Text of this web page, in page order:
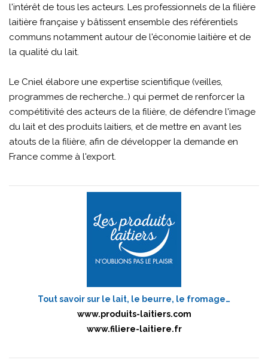
l'intérêt de tous les acteurs. Les professionnels de la filière
laitière française y bâtissent ensemble des référentiels
communs notamment autour de l'économie laitière et de
la qualité du lait.
Le Cniel élabore une expertise scientifique (veilles,
programmes de recherche…) qui permet de renforcer la
compétitivité des acteurs de la filière, de défendre l'image
du lait et des produits laitiers, et de mettre en avant les
atouts de la filière, afin de développer la demande en
France comme à l'export.
Tout savoir sur le lait, le beurre, le fromage…
www.produits-laitiers.com
www.filiere-laitiere.fr